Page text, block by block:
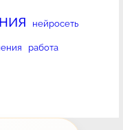
нейросеть
работа